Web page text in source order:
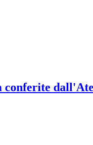
conferite